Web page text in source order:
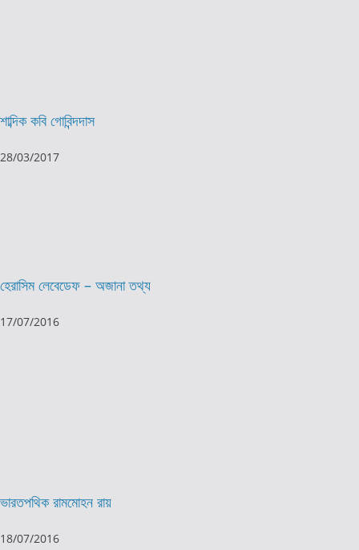
শাব্দিক কবি গোবিন্দদাস
28/03/2017
হেরাসিম লেবেডেফ – অজানা তথ্য
17/07/2016
ভারতপথিক রামমোহন রায়
18/07/2016